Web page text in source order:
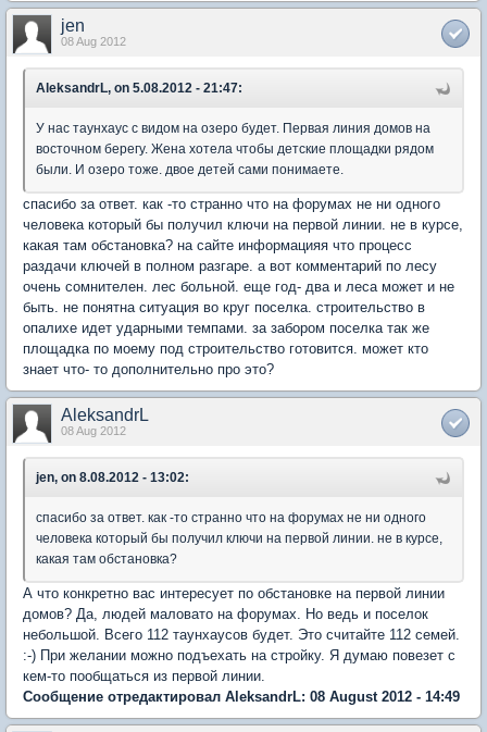
jen
08 Aug 2012
AleksandrL, on 5.08.2012 - 21:47:
У нас таунхаус с видом на озеро будет. Первая линия домов на
восточном берегу. Жена хотела чтобы детские площадки рядом
были. И озеро тоже. двое детей сами понимаете.
спасибо за ответ. как -то странно что на форумах не ни одного
человека который бы получил ключи на первой линии. не в курсе,
какая там обстановка? на сайте информацияя что процесс
раздачи ключей в полном разгаре. а вот комментарий по лесу
очень сомнителен. лес больной. еще год- два и леса может и не
быть. не понятна ситуация во круг поселка. строительство в
опалихе идет ударными темпами. за забором поселка так же
площадка по моему под строительство готовится. может кто
знает что- то дополнительно про это?
AleksandrL
08 Aug 2012
jen, on 8.08.2012 - 13:02:
спасибо за ответ. как -то странно что на форумах не ни одного
человека который бы получил ключи на первой линии. не в курсе,
какая там обстановка?
А что конкретно вас интересует по обстановке на первой линии
домов? Да, людей маловато на форумах. Но ведь и поселок
небольшой. Всего 112 таунхаусов будет. Это считайте 112 семей.
:-) При желании можно подъехать на стройку. Я думаю повезет с
кем-то пообщаться из первой линии.
Сообщение отредактировал AleksandrL: 08 August 2012 - 14:49